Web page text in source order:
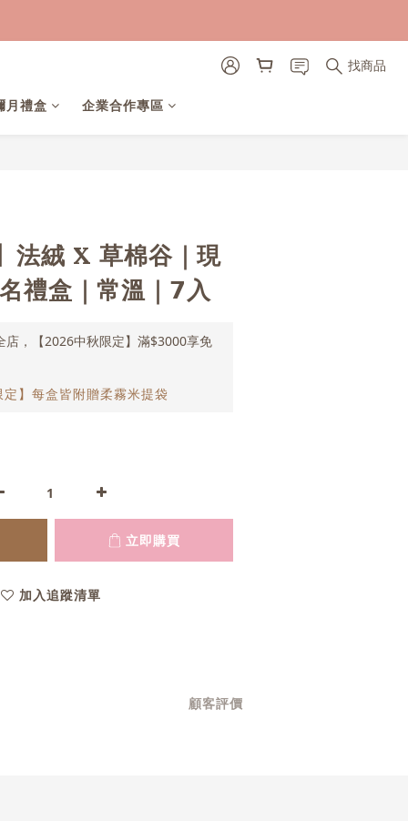
找商品
月禮盒 企業合作專區
法絨 X 草棉谷｜現
禮盒｜常溫｜𝟳入
店，【2026中秋限定】滿$3000享免
】每盒皆附贈柔霧米提袋
立即購買
加入追蹤清單
顧客評價